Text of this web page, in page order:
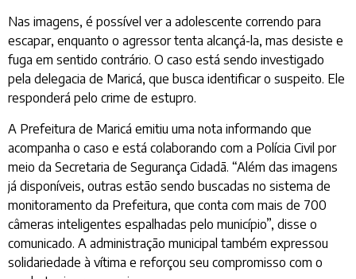
Nas imagens, é possível ver a adolescente correndo para
escapar, enquanto o agressor tenta alcançá-la, mas desiste e
fuga em sentido contrário. O caso está sendo investigado
pela delegacia de Maricá, que busca identificar o suspeito. Ele
responderá pelo crime de estupro.
A Prefeitura de Maricá emitiu uma nota informando que
acompanha o caso e está colaborando com a Polícia Civil por
meio da Secretaria de Segurança Cidadã. “Além das imagens
já disponíveis, outras estão sendo buscadas no sistema de
monitoramento da Prefeitura, que conta com mais de 700
câmeras inteligentes espalhadas pelo município”, disse o
comunicado. A administração municipal também expressou
solidariedade à vítima e reforçou seu compromisso com o